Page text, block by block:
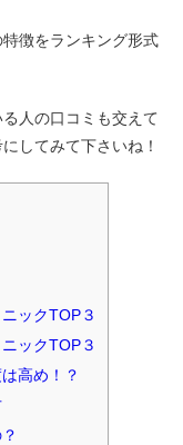
徴をランキング形式
人の口コミも交えて
してみて下さいね！
ックTOP３
ックTOP３
高め！？